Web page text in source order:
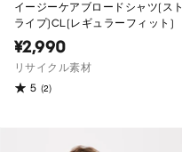
イージーケアブロードシャツ(スト
ライプ)CL(レギュラーフィット)
¥2,990
リサイクル素材
5 (2)